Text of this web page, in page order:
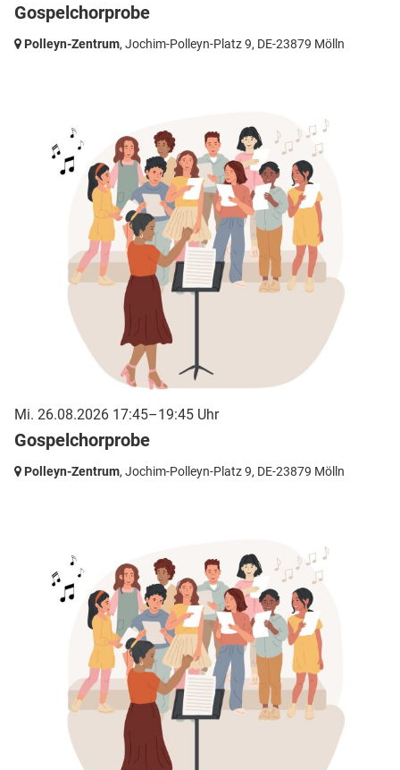
Gospelchorprobe
Polleyn-Zentrum, Jochim-Polleyn-Platz 9, DE-23879 Mölln
Mi. 26.08.2026 17:45–19:45 Uhr
Gospelchorprobe
Polleyn-Zentrum, Jochim-Polleyn-Platz 9, DE-23879 Mölln